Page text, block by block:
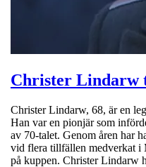
Christer Lindarw
Christer Lindarw, 68, är en
Han var en pionjär som
av 70-talet. Genom åren har
vid flera tillfällen medverkat
på kuppen. Christer Lindarw